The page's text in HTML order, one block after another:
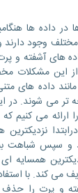
داده ها
وجود دارند
های آشفته و
این مشکلات
مانند داده های
تر می شوند. در
می کنیم
و سپس شباهت
همسایه
کند. با
و پرت را حذف